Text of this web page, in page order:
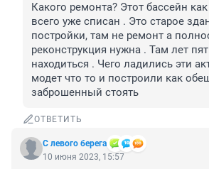
Какого ремонта? Этот бассейн
всего уже списан . Это старое
постройки, там не ремонт а
реконструкция нужна . Там лет
находиться . Чего ладились эти
модет что то и построили как
заброшенный стоять
ОТВЕТИТЬ
С левого берега
10 июня 2023, 15:57